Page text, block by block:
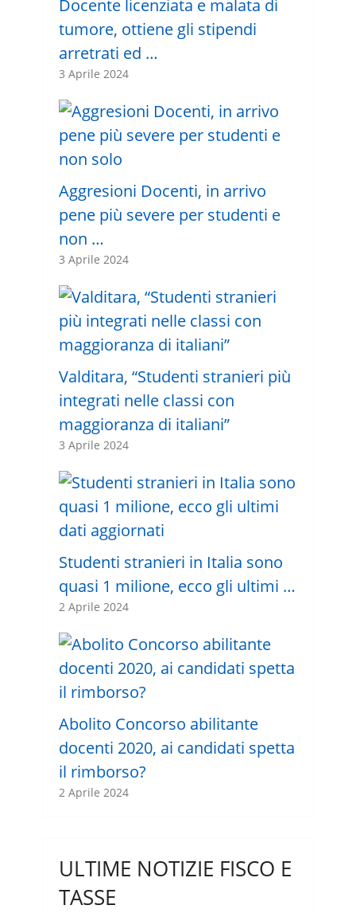
Docente licenziata e malata di
tumore, ottiene gli stipendi
arretrati ed …
3 Aprile 2024
Aggresioni Docenti, in arrivo
pene più severe per studenti e
non …
3 Aprile 2024
Valditara, “Studenti stranieri più
integrati nelle classi con
maggioranza di italiani”
3 Aprile 2024
Studenti stranieri in Italia sono
quasi 1 milione, ecco gli ultimi …
2 Aprile 2024
Abolito Concorso abilitante
docenti 2020, ai candidati spetta
il rimborso?
2 Aprile 2024
ULTIME NOTIZIE FISCO E
TASSE